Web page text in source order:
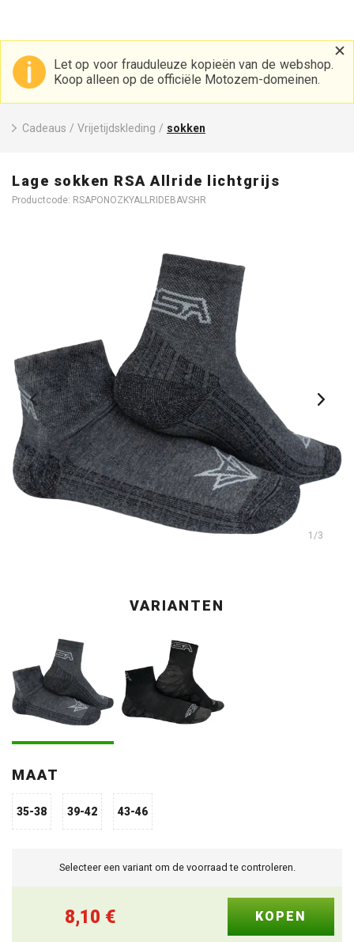
Let op voor frauduleuze kopieën van de webshop.
Koop alleen op de officiële Motozem-domeinen.
Cadeaus / Vrijetijdskleding / sokken
Lage sokken RSA Allride lichtgrijs
Productcode: RSAPONOZKYALLRIDEBAVSHR
1 /3
VARIANTEN
MAAT
35-38 39-42 43-46
Selecteer een variant om de voorraad te controleren.
8,10 €